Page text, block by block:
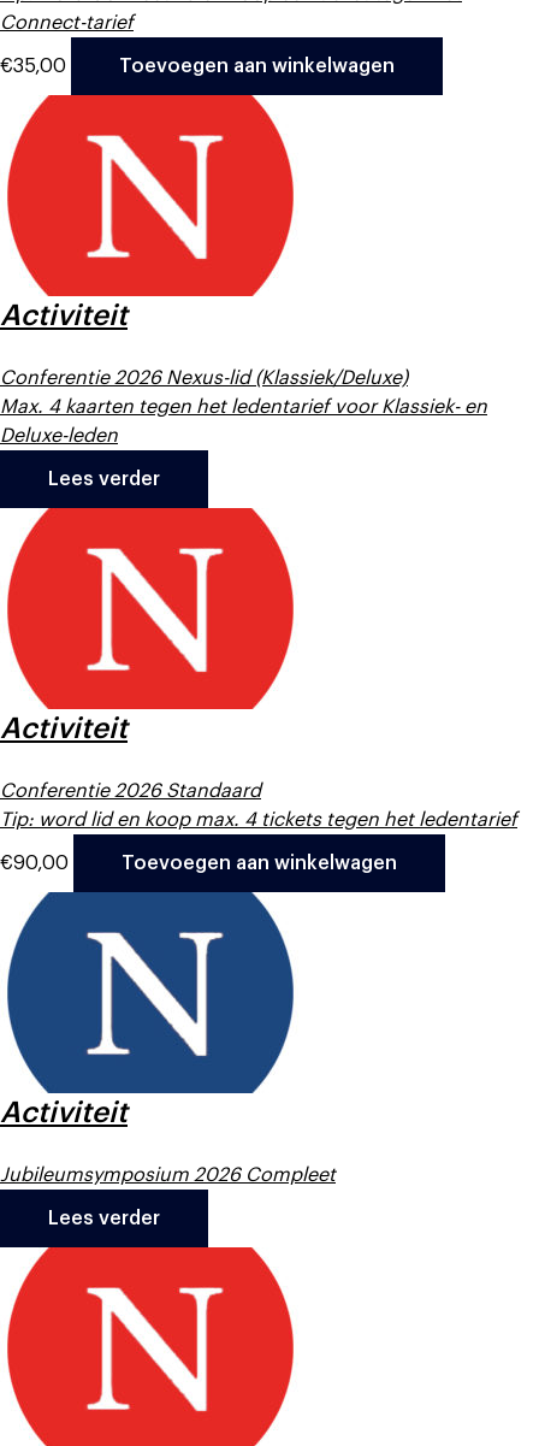
Connect-tarief
€35,00 Toevoegen aan winkelwagen
Activiteit
Conferentie 2026 Nexus-lid (Klassiek/Deluxe)
Max. 4 kaarten tegen het ledentarief voor Klassiek- en
Deluxe-leden
Lees verder
Activiteit
Conferentie 2026 Standaard
Tip: word lid en koop max. 4 tickets tegen het ledentarief
€90,00 Toevoegen aan winkelwagen
Activiteit
Jubileumsymposium 2026 Compleet
Lees verder